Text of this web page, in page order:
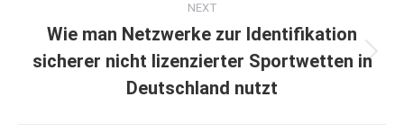
NEXT
Next
post:
Wie man Netzwerke zur Identifikation
sicherer nicht lizenzierter Sportwetten in
Deutschland nutzt